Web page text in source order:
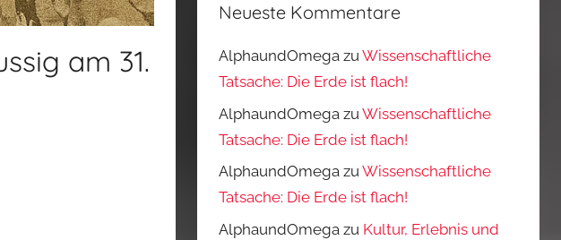
am 31.
Neueste Kommentare
AlphaundOmega zuWissenschaftliche
Tatsache: Die Erde ist flach!
AlphaundOmega zuWissenschaftliche
Tatsache: Die Erde ist flach!
AlphaundOmega zuWissenschaftliche
Tatsache: Die Erde ist flach!
AlphaundOmega zu Kultur, Erlebnis und